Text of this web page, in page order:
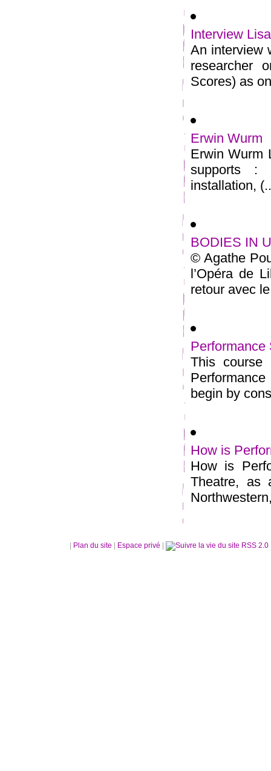
Interview
An interview
researcher
Scores) as
Erwin Wurm
Erwin Wurm
supports :
installation,
BODIES IN
© Agathe
l’Opéra de
retour avec
Performance
This course
begin by
How is
How is
Theatre, as
Plan du site Espace privé RSS 2.0